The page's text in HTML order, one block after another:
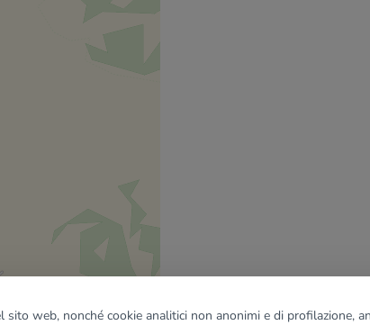
web, nonché cookie analitici non anonimi e di profilazione,